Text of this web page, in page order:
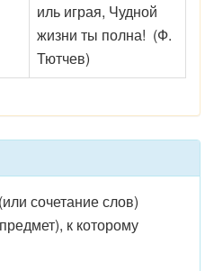
иль играя, Чудной
жизни ты полна! (Ф.
Тютчев)
сочетание слов)
к которому